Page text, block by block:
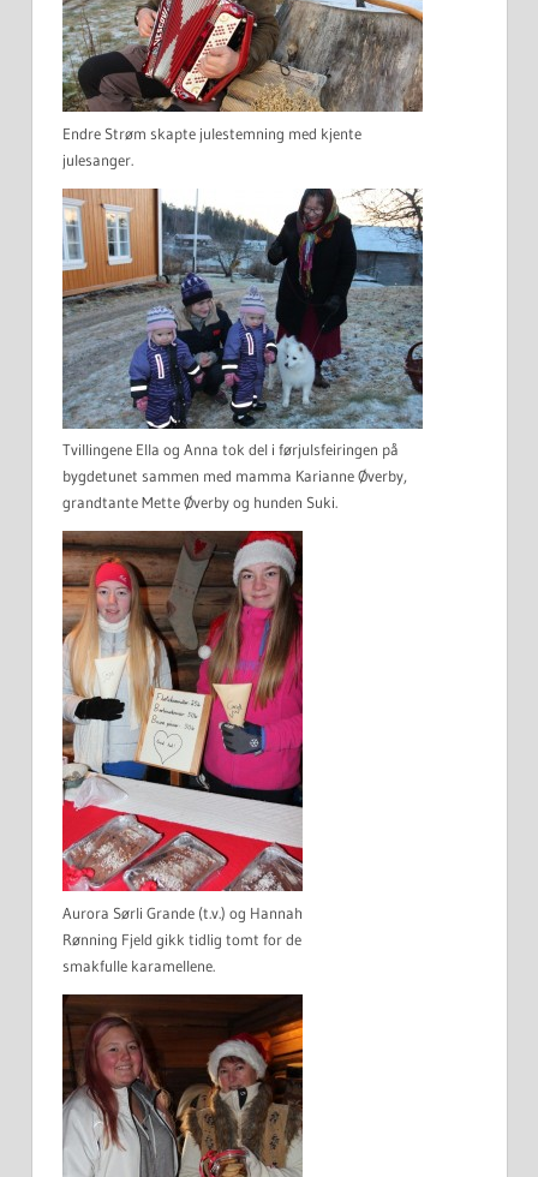
Endre Strøm skapte julestemning med kjente
julesanger.
Tvillingene Ella og Anna tok del i førjulsfeiringen på
bygdetunet sammen med mamma Karianne Øverby,
grandtante Mette Øverby og hunden Suki.
Aurora Sørli Grande (t.v.) og Hannah
Rønning Fjeld gikk tidlig tomt for de
smakfulle karamellene.